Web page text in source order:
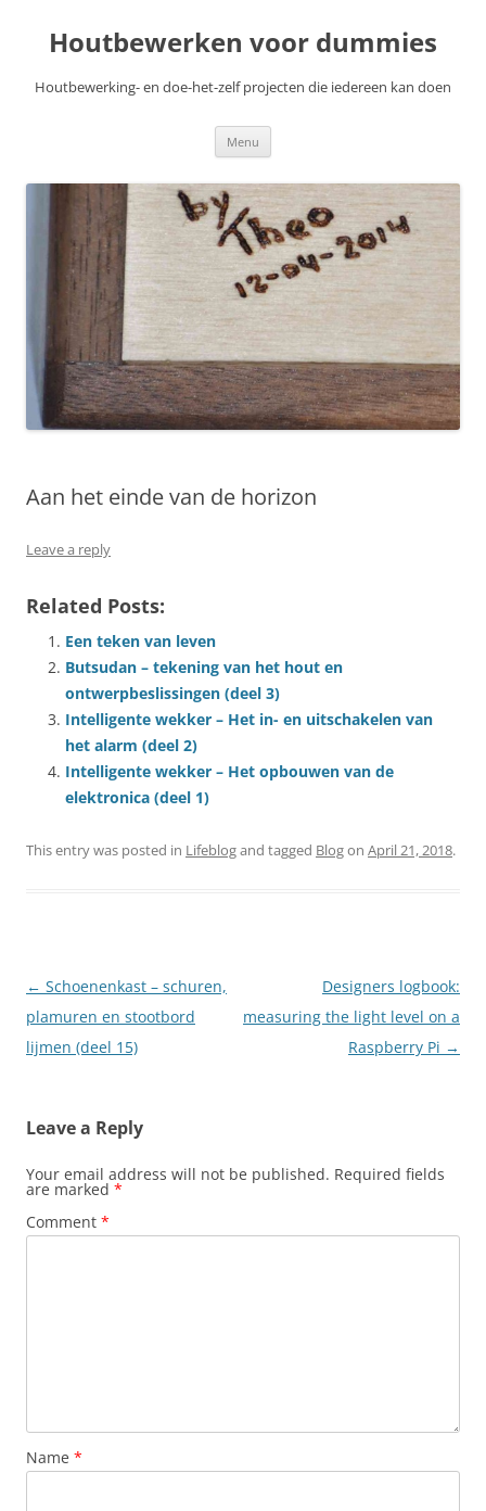
content
Houtbewerken voor dummies
Houtbewerking- en doe-het-zelf projecten die iedereen kan doen
Menu
Aan het einde van de horizon
Leave a reply
Related Posts:
Een teken van leven
Butsudan – tekening van het hout en
ontwerpbeslissingen (deel 3)
Intelligente wekker – Het in- en uitschakelen van
het alarm (deel 2)
Intelligente wekker – Het opbouwen van de
elektronica (deel 1)
This entry was posted in Lifeblogand tagged Blogon April 21, 2018.
Post
navigation
← Schoenenkast – schuren,
plamuren en stootbord
lijmen (deel 15)
Designers logbook:
measuring the light level on a
Raspberry Pi →
Leave a Reply
Your email address will not be published. Required fields
are marked *
Comment *
Name *